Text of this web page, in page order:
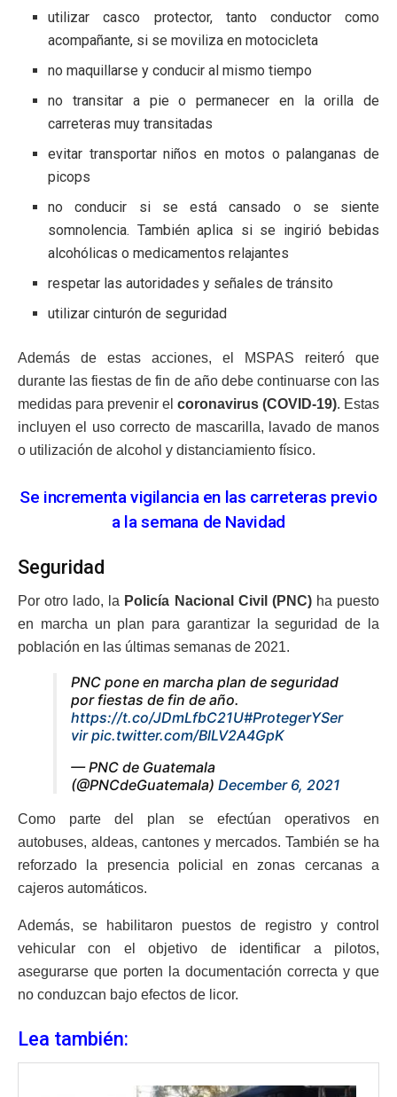
utilizar casco protector, tanto conductor como
acompañante, si se moviliza en motocicleta
no maquillarse y conducir al mismo tiempo
no transitar a pie o permanecer en la orilla de
carreteras muy transitadas
evitar transportar niños en motos o palanganas de
picops
no conducir si se está cansado o se siente
somnolencia. También aplica si se ingirió bebidas
alcohólicas o medicamentos relajantes
respetar las autoridades y señales de tránsito
utilizar cinturón de seguridad
Además de estas acciones, el MSPAS reiteró que
durante las fiestas de fin de año debe continuarse con las
medidas para prevenir el coronavirus (COVID-19). Estas
incluyen el uso correcto de mascarilla, lavado de manos
o utilización de alcohol y distanciamiento físico.
Se incrementa vigilancia en las carreteras previo
a la semana de Navidad
Seguridad
Por otro lado, la Policía Nacional Civil (PNC)ha puesto
en marcha un plan para garantizar la seguridad de la
población en las últimas semanas de 2021.
PNC pone en marcha plan de seguridad
por fiestas de fin de año.
https://t.co/JDmLfbC21U#ProtegerYSer
vir pic.twitter.com/BlLV2A4GpK
— PNC de Guatemala
(@PNCdeGuatemala) December 6, 2021
Como parte del plan se efectúan operativos en
autobuses, aldeas, cantones y mercados. También se ha
reforzado la presencia policial en zonas cercanas a
cajeros automáticos.
Además, se habilitaron puestos de registro y control
vehicular con el objetivo de identificar a pilotos,
asegurarse que porten la documentación correcta y que
no conduzcan bajo efectos de licor.
Lea también: